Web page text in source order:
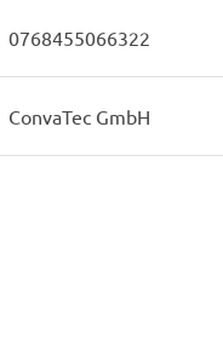
0768455066322
ConvaTec GmbH